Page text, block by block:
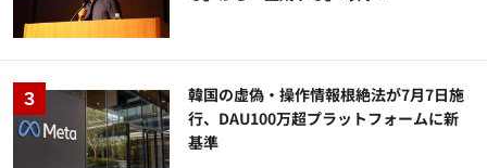
韓国の虚偽・操作情報根絶法が7月7日施
行、DAU100万超プラットフォームに新
基準